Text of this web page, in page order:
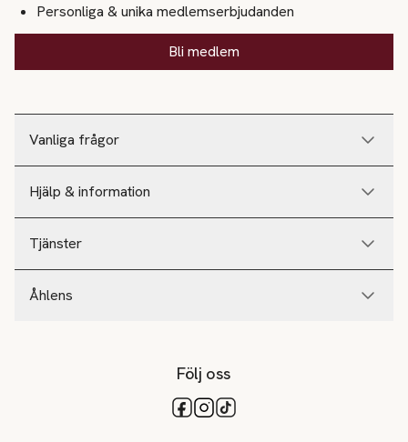
Vanliga frågor
Hjälp & information
Tjänster
Åhlens
Personliga & unika medlemserbjudanden
Bli medlem
Följ oss